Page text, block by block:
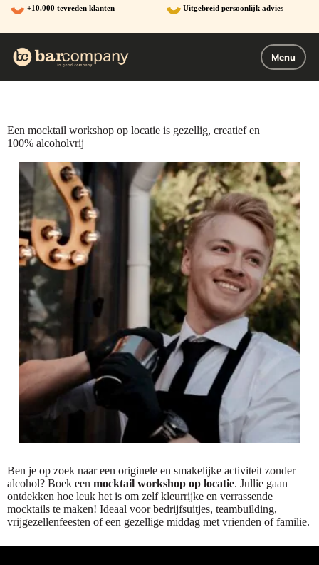
Ga
naar
de
Menu
+10.000 tevreden klanten Uitgebreid persoonlijk advies
Een mocktail workshop op locatie is gezellig, creatief en
100% alcoholvrij
Ben je op zoek naar een originele en smakelijke activiteit zonder
alcohol? Boek een mocktail workshop op locatie. Jullie gaan
ontdekken hoe leuk het is om zelf kleurrijke en verrassende
mocktails te maken! Ideaal voor bedrijfsuitjes, teambuilding,
vrijgezellenfeesten of een gezellige middag met vrienden of familie.